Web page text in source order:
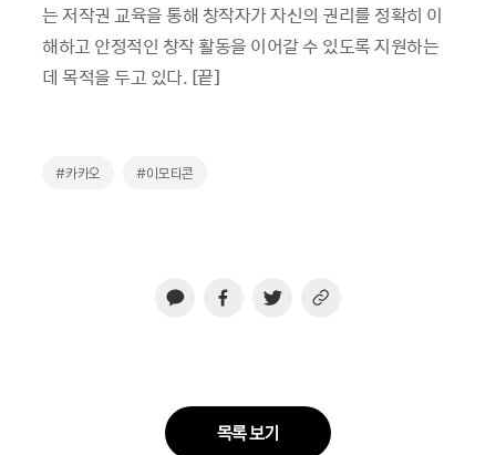
는 저작권 교육을 통해 창작자가 자신의 권리를 정확히 이
해하고 안정적인 창작 활동을 이어갈 수 있도록 지원하는
데 목적을 두고 있다. [끝]
#카카오 #이모티콘
목록 보기